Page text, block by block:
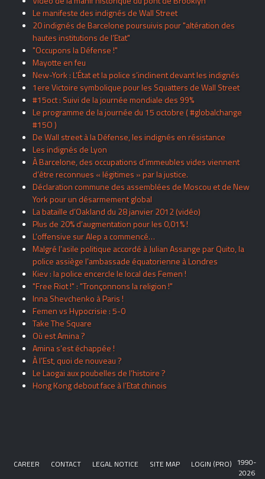
Le manifeste des indignés de Wall Street
20 indignés de Barcelone poursuivis pour "altération des
hautes institutions de l’Etat"
"Occupons la Défense !"
Mayotte en feu
New-York : L’État et la police s’inclinent devant les indignés
1ere Victoire symbolique pour les Squatters de Wall Street
#15oct : Suivi de la journée mondiale des 99%
Le programme de la journée du 15 octobre ( #globalchange
#15O )
De Wall street à la Défense, les indignés en résistance
Les indignés de Lyon
À Barcelone, des occupations d’immeubles vides viennent
d’être reconnues « légitimes » par la justice.
Déclaration commune des assemblées de Moscou et de New
York pour un désarmement global
La bataille d’Oakland du 28 janvier 2012 (vidéo)
Plus de 20% d’augmentation pour les 0,01% !
L’offensive sur Alep a commencé…
Malgré l’asile politique accordé à Julian Assange par Quito, la
police assiège l’ambassade équatorienne à Londres
Kiev : la police encercle le local des Femen !
"Free Riot !" : "Tronçonnons la religion !"
Inna Shevchenko à Paris !
Femen vs Hypocrisie : 5-0
Take The Square
Où est Amina ?
Amina s’est échappée !
À l’Est, quoi de nouveau ?
Le Laogai aux poubelles de l’histoire ?
Hong Kong debout face à l’Etat chinois
CAREER CONTACT LEGAL NOTICE SITE MAP LOGIN (PRO) 1990-
2026